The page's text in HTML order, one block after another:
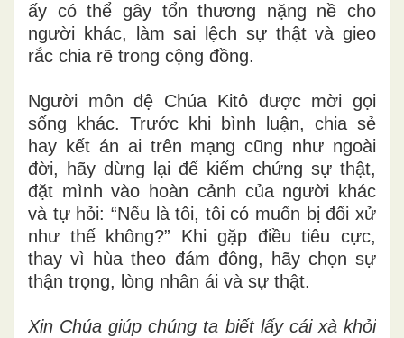
ấy có thể gây tổn thương nặng nề cho
người khác, làm sai lệch sự thật và gieo
rắc chia rẽ trong cộng đồng.
Người môn đệ Chúa Kitô được mời gọi
sống khác. Trước khi bình luận, chia sẻ
hay kết án ai trên mạng cũng như ngoài
đời, hãy dừng lại để kiểm chứng sự thật,
đặt mình vào hoàn cảnh của người khác
và tự hỏi: “Nếu là tôi, tôi có muốn bị đối xử
như thế không?” Khi gặp điều tiêu cực,
thay vì hùa theo đám đông, hãy chọn sự
thận trọng, lòng nhân ái và sự thật.
Xin Chúa giúp chúng ta biết lấy cái xà khỏi